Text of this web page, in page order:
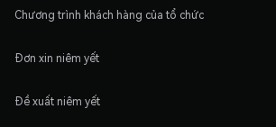
Chương trình khách hàng của tổ chức
Đơn xin niêm yết
Đề xuất niêm yết